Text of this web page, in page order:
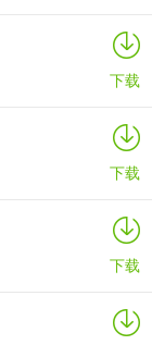
下载
下载
下载